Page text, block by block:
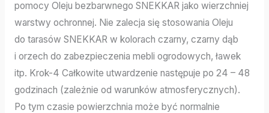
pomocy Oleju bezbarwnego SNEKKAR jako wierzchniej
warstwy ochronnej. Nie zalecja się stosowania Oleju
do tarasów SNEKKAR w kolorach czarny, czarny dąb
i orzech do zabezpieczenia mebli ogrodowych, ławek
itp. Krok-4 Całkowite utwardzenie następuje po 24 – 48
godzinach (zależnie od warunków atmosferycznych).
Po tym czasie powierzchnia może być normalnie